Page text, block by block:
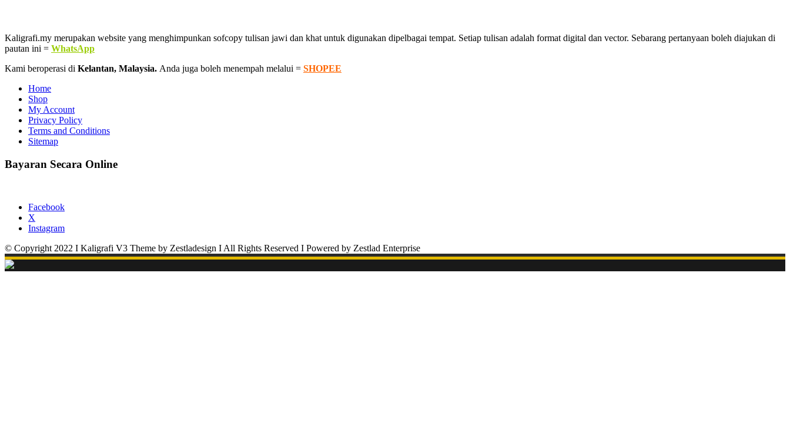
Kaligrafi.my merupakan website yang menghimpunkan sofcopy tulisan jawi dan khat untuk digunakan dipelbagai tempat. Setiap tulisan adalah format digital dan vector. Sebarang pertanyaan boleh diajukan di
pautan ini = WhatsApp
Kami beroperasi di Kelantan, Malaysia. Anda juga boleh menempah melalui = SHOPEE
Home
Shop
My Account
Privacy Policy
Terms and Conditions
Sitemap
Bayaran Secara Online
Facebook
X
Instagram
© Copyright 2022 I Kaligrafi V3 Theme by Zestladesign I All Rights Reserved I Powered by Zestlad Enterprise